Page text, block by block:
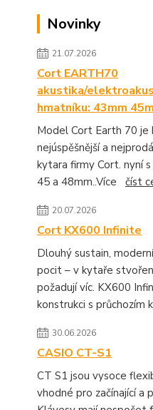
Novinky
21.07.2026
Cort EARTH70
akustika/
hmatníku: 43mm
Model Cort Earth 70 je
nejúspěšnější a
kytara firmy Cort. nyní
45 a 48mm..Více číst
20.07.2026
Cort KX600 Infinite
Dlouhý sustain,
pocit – v kytaře
požadují víc. KX600
konstrukci s průchozím
30.06.2026
CASIO CT-S1
CT S1 jsou vysoce
vhodné pro začínající a